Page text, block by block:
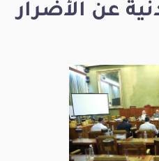
عن الأضرار